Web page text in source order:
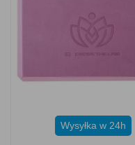
Wysyłka w 24h